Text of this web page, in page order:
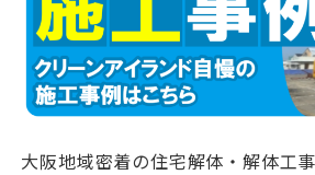
大阪地域密着の住宅解体・解体工